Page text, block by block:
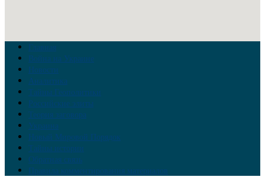
Главная
Война на Украине
Новости
Аналитика
Тайны Геополитики
Российские элиты
Теория заговора
Украина
Новый Мировой Порядок
Тайны истории
Обратная связь
Правила комментирования материалов